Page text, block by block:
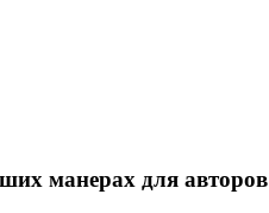
манерах для авторов